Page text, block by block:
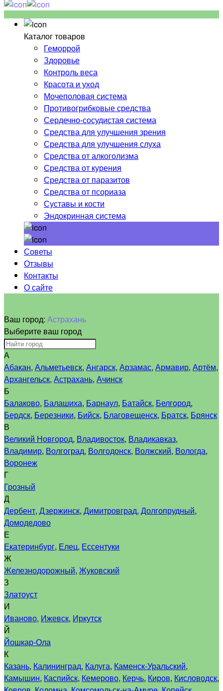
Каталог товаров
Геморрой
Здоровье
Контроль веса
Красота и уход
Мочеполовая система
Противогрибковые средства
Сердечно-сосудистая система
Средства для улучшения зрения
Средства для улучшения слуха
Средства от алкоголизма
Средства от курения
Средства от паразитов
Средства от псориаза
Суставы и кости
Эндокринная система
Советы
Отзывы
Контакты
О сайте
Ваш город: Астрахань
Выберите ваш город
А
Абакан, Альметьевск, Ангарск, Арзамас, Армавир, Артём,
Архангельск, Астрахань, Ачинск
Б
Балаково, Балашиха, Барнаул, Батайск, Белгород,
Бердск, Березники, Бийск, Благовещенск, Братск, Брянск
В
Великий Новгород, Владивосток, Владикавказ,
Владимир, Волгоград, Волгодонск, Волжский, Вологда,
Воронеж
Г
Грозный
Д
Дербент, Дзержинск, Димитровград, Долгопрудный,
Домодедово
Е
Екатеринбург, Елец, Ессентуки
Ж
Железнодорожный, Жуковский
З
Златоуст
И
Иваново, Ижевск, Иркутск
Й
Йошкар-Ола
К
Казань, Калининград, Калуга, Каменск-Уральский,
Камышин, Каспийск, Кемерово, Керчь, Киров, Кисловодск,